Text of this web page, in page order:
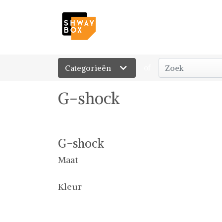
Categorieën
G-shock
G-shock
Maat
Kleur